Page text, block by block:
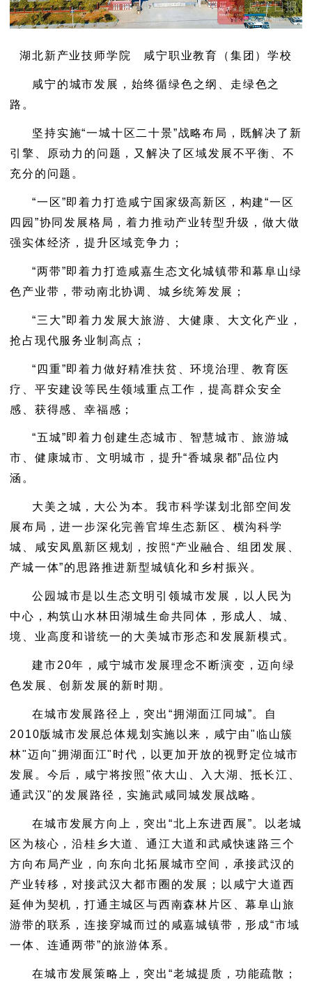
湖北新产业技师学院 咸宁职业教育（集团）学校
咸宁的城市发展，始终循绿色之纲、走绿色之
路。
坚持实施“一城十区二十景”战略布局，既解决了新
引擎、原动力的问题，又解决了区域发展不平衡、不
充分的问题。
“一区”即着力打造咸宁国家级高新区，构建“一区
四园”协同发展格局，着力推动产业转型升级，做大做
强实体经济，提升区域竞争力；
“两带”即着力打造咸嘉生态文化城镇带和幕阜山绿
色产业带，带动南北协调、城乡统筹发展；
“三大”即着力发展大旅游、大健康、大文化产业，
抢占现代服务业制高点；
“四重”即着力做好精准扶贫、环境治理、教育医
疗、平安建设等民生领域重点工作，提高群众安全
感、获得感、幸福感；
“五城”即着力创建生态城市、智慧城市、旅游城
市、健康城市、文明城市，提升“香城泉都”品位内
涵。
大美之城，大公为本。我市科学谋划北部空间发
展布局，进一步深化完善官埠生态新区、横沟科学
城、咸安凤凰新区规划，按照“产业融合、组团发展、
产城一体”的思路推进新型城镇化和乡村振兴。
公园城市是以生态文明引领城市发展，以人民为
中心，构筑山水林田湖城生命共同体，形成人、城、
境、业高度和谐统一的大美城市形态和发展新模式。
建市20年，咸宁城市发展理念不断演变，迈向绿
色发展、创新发展的新时期。
在城市发展路径上，突出“拥湖面江同城”。自
2010版城市发展总体规划实施以来，咸宁由"临山簇
林"迈向"拥湖面江"时代，以更加开放的视野定位城市
发展。今后，咸宁将按照"依大山、入大湖、抵长江、
通武汉"的发展路径，实施武咸同城发展战略。
在城市发展方向上，突出“北上东进西展”。以老城
区为核心，沿桂乡大道、通江大道和武咸快速路三个
方向布局产业，向东向北拓展城市空间，承接武汉的
产业转移，对接武汉大都市圈的发展；以咸宁大道西
延伸为契机，打通主城区与西南森林片区、幕阜山旅
游带的联系，连接穿城而过的咸嘉城镇带，形成“市域
一体、连通两带”的旅游体系。
在城市发展策略上，突出“老城提质，功能疏散；